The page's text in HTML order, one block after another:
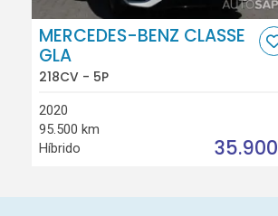
MERCEDES-BENZ CLASSE
GLA
218CV - 5P
2020
95.500 km
Híbrido
35.900